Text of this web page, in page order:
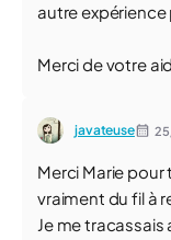
autre expérience
Merci de votre
javateuse
Merci Marie
vraiment du fil à
Je me tracassais